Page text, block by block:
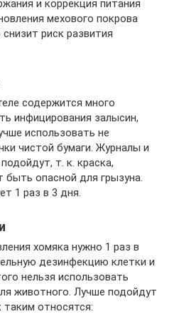
и коррекция питания
мехового покрова
риск развития
содержится много
инфицирования залысин,
использовать не
чистой бумаги. Журналы и
т. к. краска,
быть опасной для грызуна.
1 раз в 3 дня.
хомяка нужно 1 раз в
дезинфекцию клетки и
нельзя использовать
животного. Лучше подойдут
таким относятся: